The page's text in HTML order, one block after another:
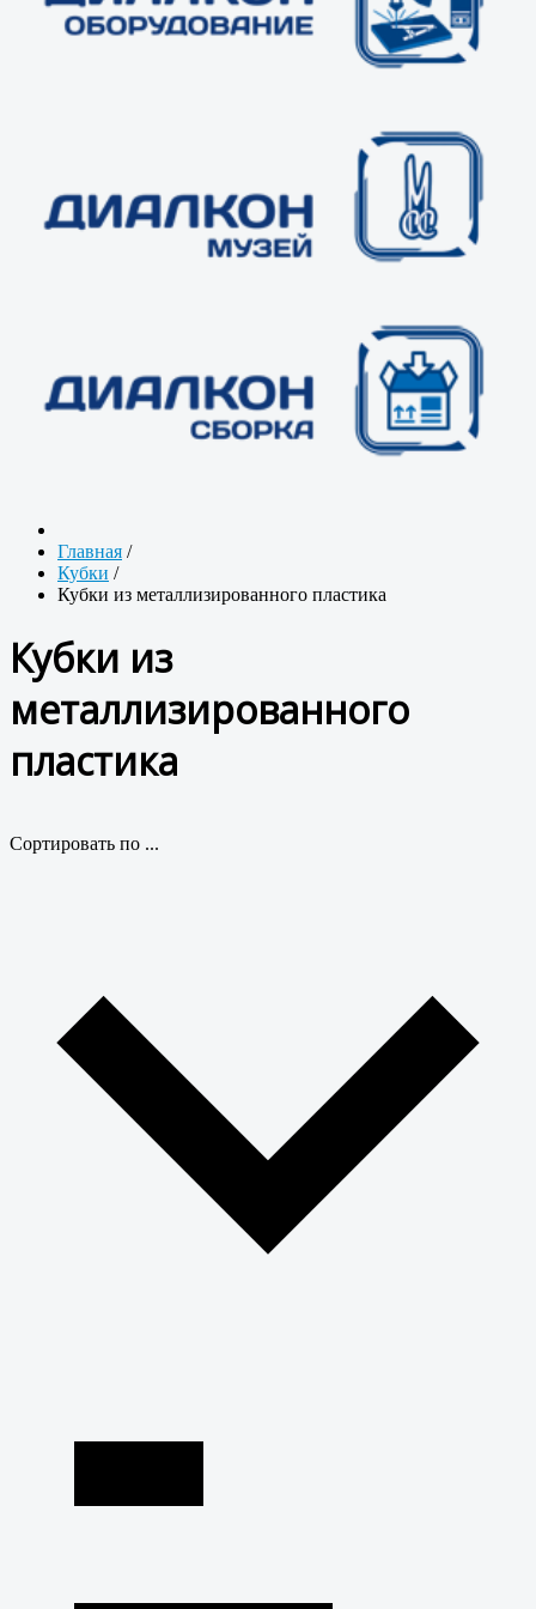
Главная /
Кубки /
Кубки из металлизированного пластика
Кубки из
металлизированного
пластика
Сортировать по ...